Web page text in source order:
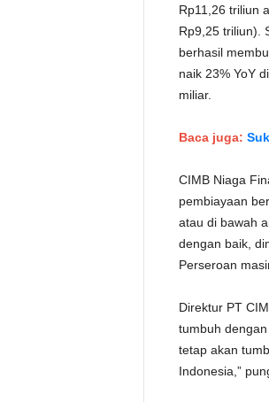
Rp11,26 triliun
Rp9,25 triliun).
berhasil
naik 23% YoY
miliar.
Baca juga:
CIMB Niaga
pembiayaan
atau di bawah
dengan baik,
Perseroan
Direktur PT
tumbuh
tetap akan
Indonesia,”